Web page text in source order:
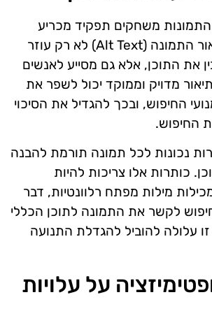
משחקים תפקיד מכריע
באופטימיזציה. תיאור התמונה (Alt Text) לא רק עוזר
את התוכן, אלא גם מסייע לאנשים
מדויק וממוקד יכול לשפר את
החיפוש, ובכך להגדיל את הסיכוי
החיפוש.
נכונות לכל תמונה תורמת להבנה
כותרות אלו צריכות להיות
מילות מפתח רלוונטיות, דבר
לקשר את התמונה לתוכן הכללי
עלולה להוביל להגדלת התנועה
על עלויות